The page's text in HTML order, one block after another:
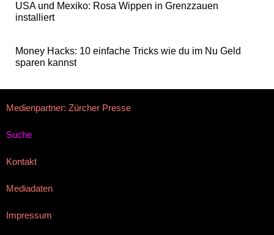
USA und Mexiko: Rosa Wippen in Grenzzauen
installiert
Money Hacks: 10 einfache Tricks wie du im Nu Geld
sparen kannst
Medienpartner: Zürcher Presse
Suche
Kontakt
Mediadaten
Impressum